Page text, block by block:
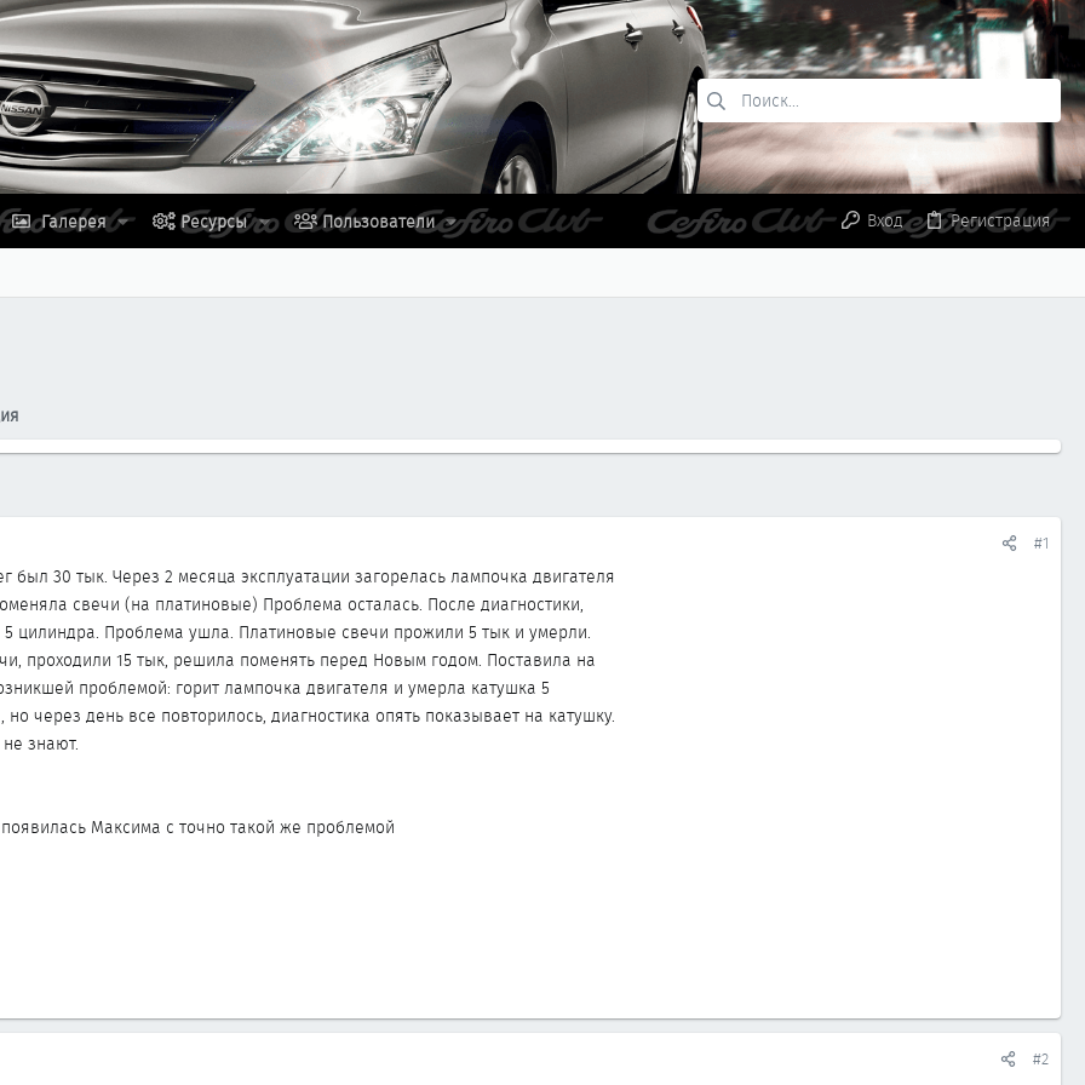
Галерея Ресурсы Пользователи Вход Регистрация
#1
был 30 тык. Через 2 месяца эксплуатации загорелась лампочка двигателя
свечи (на платиновые) Проблема осталась. После диагностики,
5 цилиндра. Проблема ушла. Платиновые свечи прожили 5 тык и умерли.
проходили 15 тык, решила поменять перед Новым годом. Поставила на
проблемой: горит лампочка двигателя и умерла катушка 5
через день все повторилось, диагностика опять показывает на катушку.
знают.
Максима с точно такой же проблемой
#2